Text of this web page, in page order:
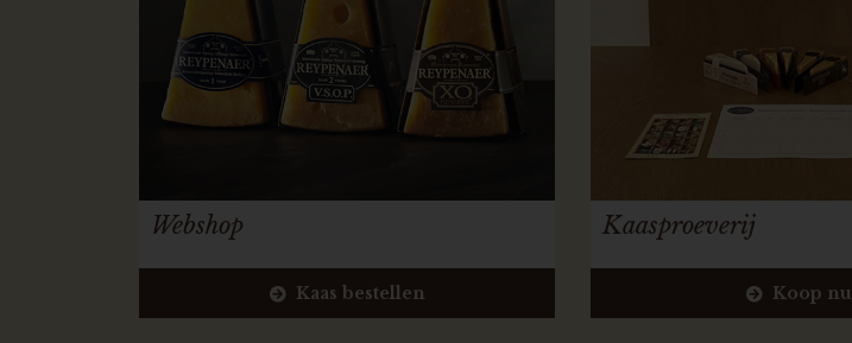
Webshop
Kaas bestellen
Kaasproeverij
Koop nu